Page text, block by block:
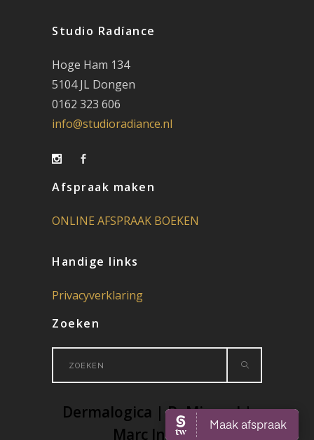
Studio Radíance
Hoge Ham 134
5104 JL Dongen
0162 323 606
info@studioradiance.nl
Afspraak maken
ONLINE AFSPRAAK BOEKEN
Handige links
Privacyverklaring
Zoeken
Dermalogica | BeMineral |
Marc Inbane